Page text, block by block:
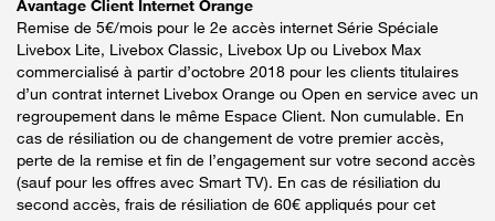
Avantage Client Internet Orange
Remise de 5€/mois pour le 2e accès internet Série Spéciale
Livebox Lite, Livebox Classic, Livebox Up ou Livebox Max
commercialisé à partir d’octobre 2018 pour les clients titulaires
d’un contrat internet Livebox Orange ou Open en service avec un
regroupement dans le même Espace Client. Non cumulable. En
cas de résiliation ou de changement de votre premier accès,
perte de la remise et fin de l’engagement sur votre second accès
(sauf pour les offres avec Smart TV). En cas de résiliation du
second accès, frais de résiliation de 60€ appliqués pour cet